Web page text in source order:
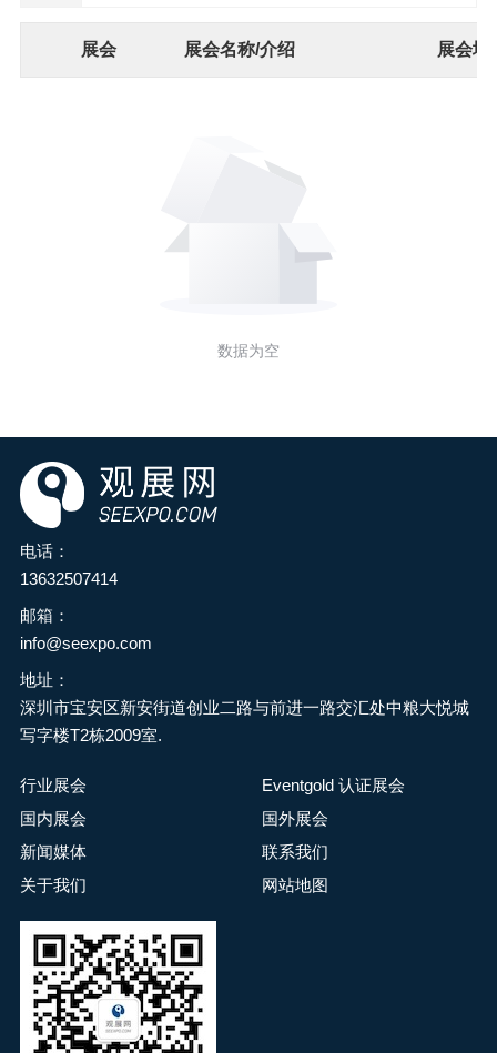
展会 展会名称/介绍 展会地
数据为空
电话：
13632507414
邮箱：
info@seexpo.com
地址：
深圳市宝安区新安街道创业二路与前进一路交汇处中粮大悦城
写字楼T2栋2009室.
行业展会
Eventgold 认证展会
国内展会
国外展会
新闻媒体
联系我们
关于我们
网站地图